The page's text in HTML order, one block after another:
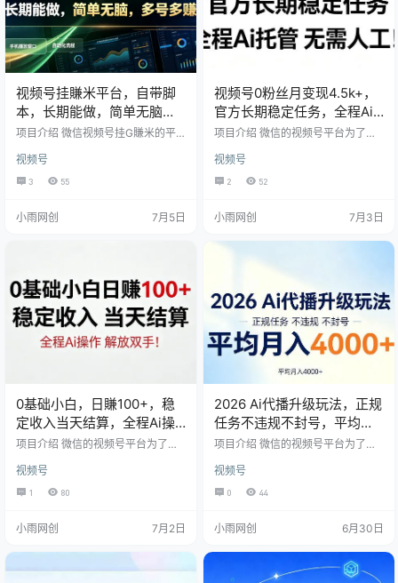
视频号挂賺米平台，自带脚
本，长期能做，简单无脑，
多号多賺
项目介绍 微信视频号挂G賺米的平
很低，所以今天最新推出了手动做
单的新平台，也自带全自动脚本，
做一单大概一毛钱几秒钟一个任
活了两年多，所以这个平台肯定也
视频号
3 55
小雨网创 7月5日
视频号0粉丝月变现4.5k+，
官方长期稳定任务，全程Ai
托管无需人工
项目介绍 微信的视频号平台为了抢
任务推出了Ai托管挂播的特定任务，
经过授权备案之后，利用心i工具和
软件，模仿真人在播，不需要人
可以做，收入相对来说比较稳定!单
全职都可以做
视频号
2 52
小雨网创 7月3日
0基础小白，日賺100+，稳
定收入当天结算，全程Ai操
作，解放双手
项目介绍 微信的视频号平台为了抢
任务推出了Ai托管挂播的特定任务，
经过授权备案之后，利用Ai工具和软
件，模仿真人在播，不需要人工，
做收入相对来说比较稳定!单号每天
视频号
1 80
小雨网创 7月2日
2026 Ai代播升级玩法，正规
任务不违规不封号，平均月
入4k+
项目介绍 微信的视频号平台为了抢
任务推出了Ai托管挂播的特定任务，
经过授权备案之后，利用Ai工具和软
件，模仿真人在播，不需要人工，
做，收入相对来说比较稳定!单号每
视频号
0 44
小雨网创 6月30日